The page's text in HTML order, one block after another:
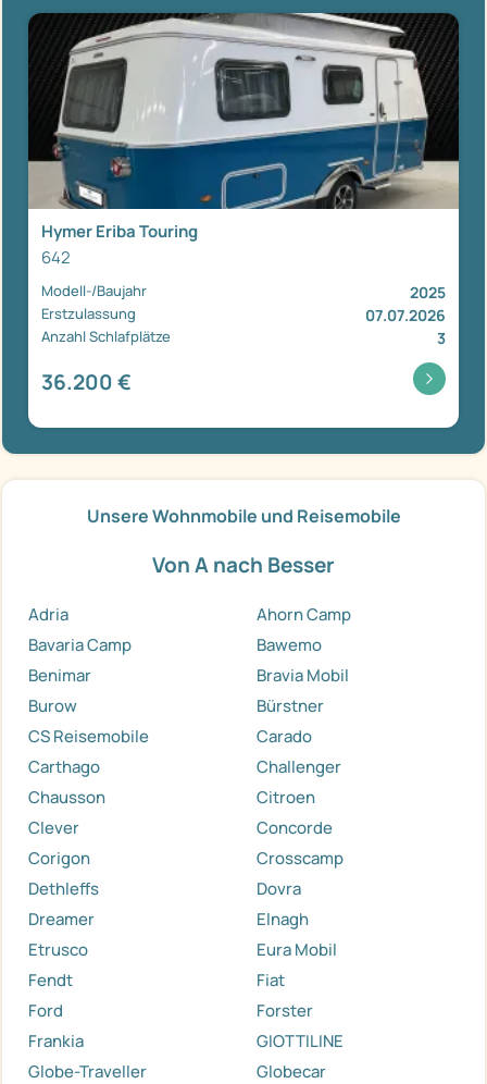
Hymer Eriba Touring
642
Modell-/Baujahr 2025
Erstzulassung 07.07.2026
Anzahl Schlafplätze 3
36.200 €
Unsere Wohnmobile und Reisemobile
Von A nach Besser
Adria
Ahorn Camp
Bavaria Camp
Bawemo
Benimar
Bravia Mobil
Burow
Bürstner
CS Reisemobile
Carado
Carthago
Challenger
Chausson
Citroen
Clever
Concorde
Corigon
Crosscamp
Dethleffs
Dovra
Dreamer
Elnagh
Etrusco
Eura Mobil
Fendt
Fiat
Ford
Forster
Frankia
GIOTTILINE
Globe-Traveller
Globecar